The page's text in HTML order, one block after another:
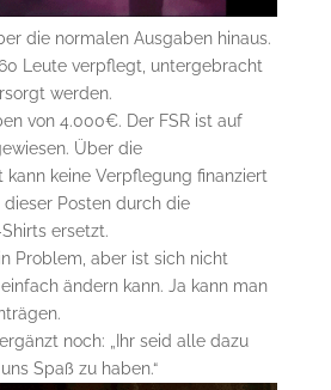
die normalen Ausgaben hinaus.
Leute verpflegt, untergebracht
werden.
von 4.000€. Der FSR ist auf
Über die
keine Verpflegung finanziert
Posten durch die
ersetzt.
Problem, aber ist sich nicht
ändern kann. Ja kann man
noch: „Ihr seid alle dazu
Spaß zu haben.“